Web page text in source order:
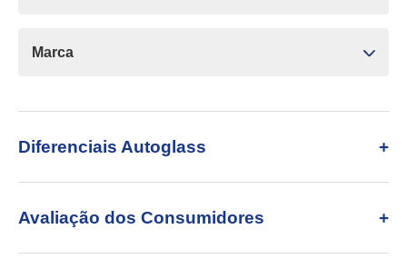
Marca
Diferenciais Autoglass
Avaliação dos Consumidores